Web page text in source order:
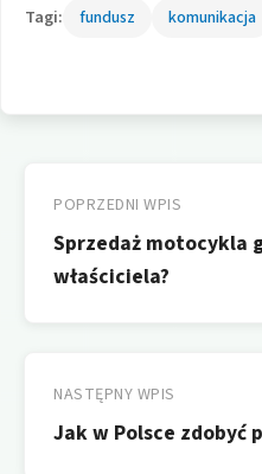
Tagi: fundusz komunikacja
wpisu
POPRZEDNI WPIS
Sprzedaż motocykla
właściciela?
NASTĘPNY WPIS
Jak w Polsce zdobyć